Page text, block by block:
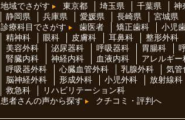
地域でさがす
東京都 埼玉県 千葉県 神
静岡県
兵庫県 愛媛県 長崎県
宮城県
診療科目でさがす
歯医者 矯正歯科 小児
精神科
眼科 皮膚科 耳鼻科 整形外科
美容外科
泌尿器科 呼吸器科 胃腸科
腎臓内科
神経内科 血液内科 アレルギー
呼吸器外科
心臓血管外科 乳腺外科 気管
脳神経外科
形成外科 小児外科 放射線科
救急科
リハビリテーション科
患者さんの声から探す
クチコミ・評判へ